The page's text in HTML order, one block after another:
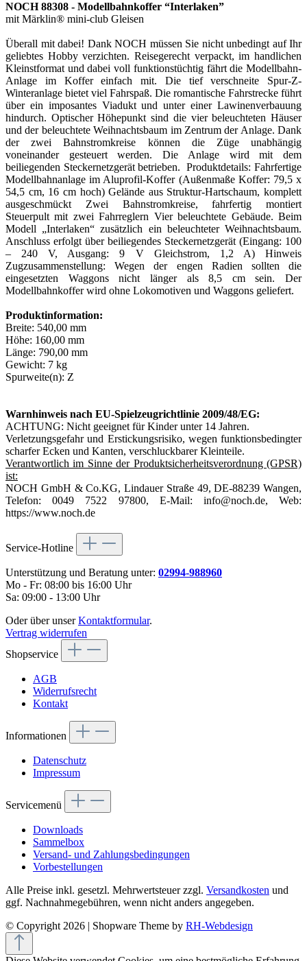
NOCH 88308 - Modellbahnkoffer “Interlaken”
mit Märklin® mini-club Gleisen
Überall mit dabei! Dank NOCH müssen Sie nicht unbedingt auf Ihr
geliebtes Hobby verzichten. Reisegerecht verpackt, im handlichen
Kleinstformat und dabei voll funktionstüchtig fährt die Modellbahn-
Anlage im Koffer einfach mit. Die tief verschneite Spur-Z-
Winteranlage bietet viel Fahrspaß. Die romantische Fahrstrecke führt
über ein imposantes Viadukt und unter einer Lawinenverbauung
hindurch. Optischer Höhepunkt sind die vier beleuchteten Häuser
und der beleuchtete Weihnachtsbaum im Zentrum der Anlage. Dank
der zwei Bahnstromkreise können die Züge unabhängig
voneinander gesteuert werden. Die Anlage wird mit dem
beiliegenden Steckernetzgerät betrieben. Produktdetails: Fahrfertige
Modellbahnanlage im Aluprofil-Koffer (Außenmaße Koffer: 79,5 x
54,5 cm, 16 cm hoch) Gelände aus Struktur-Hartschaum, komplett
ausgeschmückt Zwei Bahnstromkreise, fahrfertig montiert
Steuerpult mit zwei Fahrreglern Vier beleuchtete Gebäude. Beim
Modell „Interlaken“ zusätzlich ein beleuchteter Weihnachtsbaum.
Anschluss erfolgt über beiliegendes Steckernetzgerät (Eingang: 100
– 240 V, Ausgang: 9 V Gleichstrom, 1,2 A) Hinweis
Zugzusammenstellung: Wegen der engen Radien sollten die
eingesetzten Waggons nicht länger als 8,5 cm sein. Der
Modellbahnkoffer wird ohne Lokomotiven und Waggons geliefert.
Produktinformation:
Breite: 540,00 mm
Höhe: 160,00 mm
Länge: 790,00 mm
Gewicht: 7 kg
Spurweite(n): Z
Warnhinweis nach EU-Spielzeugrichtlinie 2009/48/EG:
ACHTUNG: Nicht geeignet für Kinder unter 14 Jahren.
Verletzungsgefahr und Erstickungsrisiko, wegen funktionsbedingter
scharfer Ecken und Kanten, verschluckbarer Kleinteile.
Verantwortlich im Sinne der Produktsicherheitsverordnung (GPSR)
ist:
NOCH GmbH & Co.KG, Lindauer Straße 49, DE-88239 Wangen,
Telefon: 0049 7522 97800, E-Mail: info@noch.de, Web:
https://www.noch.de
Service-Hotline
Unterstützung und Beratung unter: 02994-988960
Mo - Fr: 08:00 bis 16:00 Uhr
Sa: 09:00 - 13:00 Uhr
Oder über unserKontaktformular.
Vertrag widerrufen
Shopservice
AGB
Widerrufsrecht
Kontakt
Informationen
Datenschutz
Impressum
Servicemenü
Downloads
Sammelbox
Versand- und Zahlungsbedingungen
Vorbestellungen
Alle Preise inkl. gesetzl. Mehrwertsteuer zzgl. Versandkosten und
ggf. Nachnahmegebühren, wenn nicht anders angegeben.
© Copyright 2026 | Shopware Theme by RH-Webdesign